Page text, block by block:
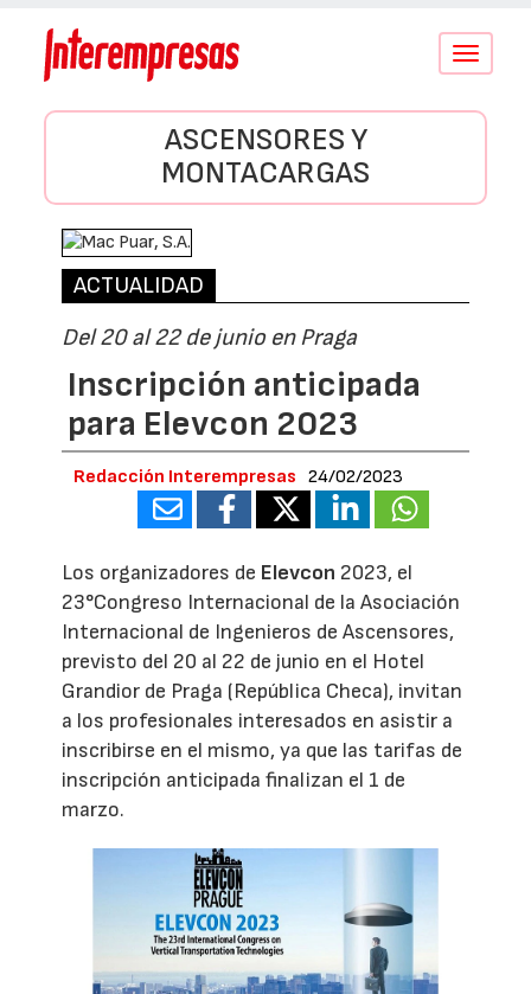
Conmutar
ASCENSORES Y
MONTACARGAS
ACTUALIDAD
Del 20 al 22 de junio en Praga
Inscripción anticipada
para Elevcon 2023
Redacción Interempresas 24/02/2023
Los organizadores de Elevcon 2023, el
23°Congreso Internacional de la Asociación
Internacional de Ingenieros de Ascensores,
previsto del 20 al 22 de junio en el Hotel
Grandior de Praga (República Checa), invitan
a los profesionales interesados en asistir a
inscribirse en el mismo, ya que las tarifas de
inscripción anticipada finalizan el 1 de
marzo.